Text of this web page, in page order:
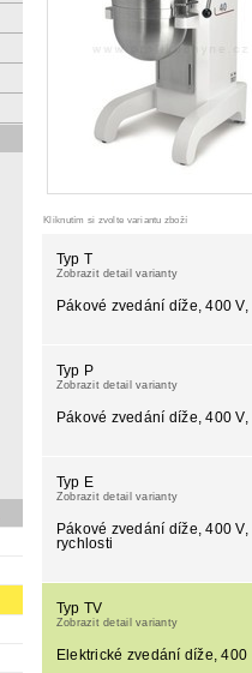
Kliknutím si zvolte variantu zboží
Typ T
Zobrazit detail varianty
Pákové zvedání díže, 400
Typ P
Zobrazit detail varianty
Pákové zvedání díže, 400
Typ E
Zobrazit detail varianty
Pákové zvedání díže, 400
rychlosti
Typ TV
Zobrazit detail varianty
Elektrické zvedání díže, 400